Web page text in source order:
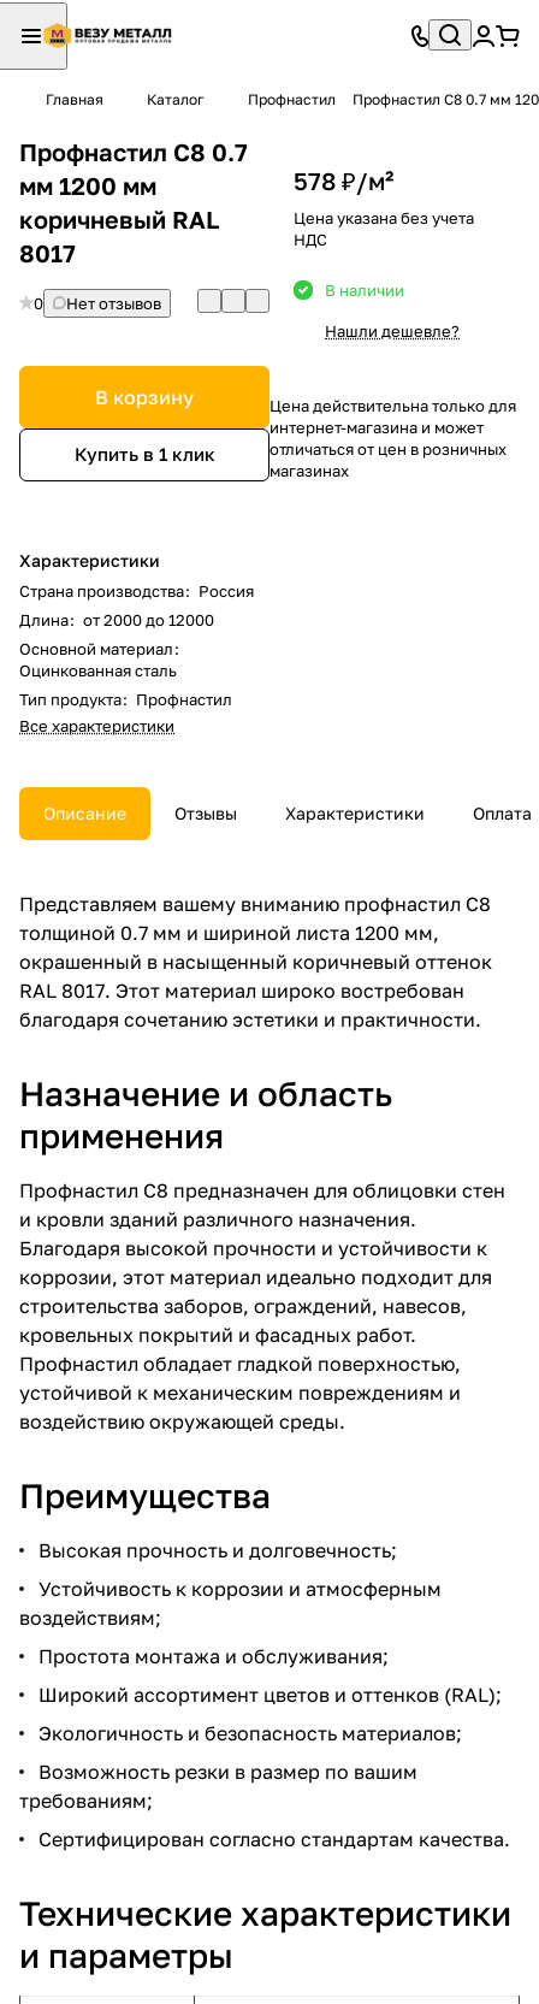
Главная Каталог Профнастил Профнастил С8 0.7 мм
Профнастил С8 0.7
мм 1200 мм
коричневый RAL
8017
0 Нет отзывов
В корзину
Купить в 1 клик
Характеристики
Страна производства: Россия
Длина: от 2000 до 12000
Основной материал:
Оцинкованная сталь
Тип продукта: Профнастил
Все характеристики
578 ₽/м²
Цена указана без учета
НДС
В наличии
Нашли дешевле?
Цена действительна только для
интернет-магазина и может
отличаться от цен в розничных
магазинах
Описание Отзывы Характеристики Оплата
Представляем вашему вниманию профнастил С8
толщиной 0.7 мм и шириной листа 1200 мм,
окрашенный в насыщенный коричневый оттенок
RAL 8017. Этот материал широко востребован
благодаря сочетанию эстетики и практичности.
Назначение и область
применения
Профнастил С8 предназначен для облицовки стен
и кровли зданий различного назначения.
Благодаря высокой прочности и устойчивости к
коррозии, этот материал идеально подходит для
строительства заборов, ограждений, навесов,
кровельных покрытий и фасадных работ.
Профнастил обладает гладкой поверхностью,
устойчивой к механическим повреждениям и
воздействию окружающей среды.
Преимущества
Высокая прочность и долговечность;
Устойчивость к коррозии и атмосферным
воздействиям;
Простота монтажа и обслуживания;
Широкий ассортимент цветов и оттенков (RAL);
Экологичность и безопасность материалов;
Возможность резки в размер по вашим
требованиям;
Сертифицирован согласно стандартам качества.
Технические характеристики
и параметры